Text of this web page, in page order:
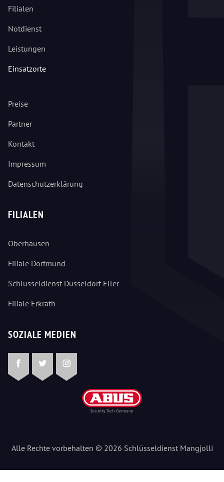
Filialen
Notdienst
Leistungen
Einsatzorte
Preise
Partner
Kontakt
Impressum
Datenschutzerklärung
FILIALEN
Oberhausen
Filiale Dortmund
Schlüsseldienst Düsseldorf Eller
Filiale Erkrath
SOZIALE MEDIEN
FacebookTwitterInstagram
Alle Rechte vorbehalten © 2026 Schlüsseldienst Mangjolli